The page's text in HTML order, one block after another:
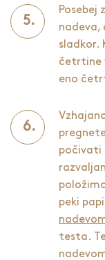
Posebej
nadeva,
sladkor.
četrtine
eno
počivati
peki
testa.